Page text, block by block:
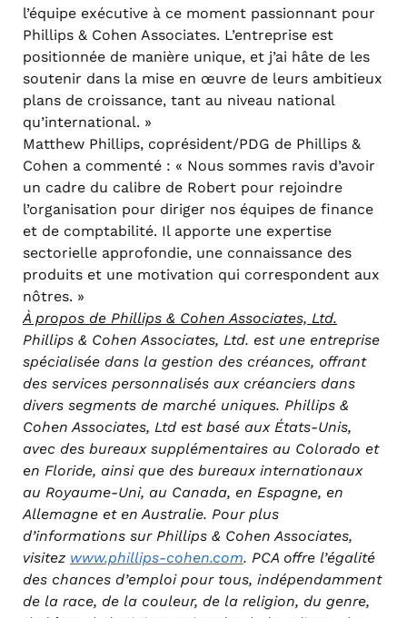
l’équipe exécutive à ce moment passionnant pour
Phillips & Cohen Associates. L’entreprise est
positionnée de manière unique, et j’ai hâte de les
soutenir dans la mise en œuvre de leurs ambitieux
plans de croissance, tant au niveau national
qu’international. »
Matthew Phillips, coprésident/PDG de Phillips &
Cohen a commenté : « Nous sommes ravis d’avoir
un cadre du calibre de Robert pour rejoindre
l’organisation pour diriger nos équipes de finance
et de comptabilité. Il apporte une expertise
sectorielle approfondie, une connaissance des
produits et une motivation qui correspondent aux
nôtres. »
À propos de Phillips & Cohen Associates, Ltd.
Phillips & Cohen Associates, Ltd. est une entreprise
spécialisée dans la gestion des créances, offrant
des services personnalisés aux créanciers dans
divers segments de marché uniques. Phillips &
Cohen Associates, Ltd est basé aux États-Unis,
avec des bureaux supplémentaires au Colorado et
en Floride, ainsi que des bureaux internationaux
au Royaume-Uni, au Canada, en Espagne, en
Allemagne et en Australie. Pour plus
d’informations sur Phillips & Cohen Associates,
visitez www.phillips-cohen.com. PCA offre l’égalité
des chances d’emploi pour tous, indépendamment
de la race, de la couleur, de la religion, du genre,